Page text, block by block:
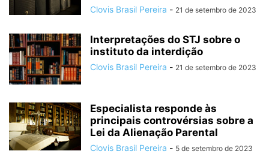
Clovis Brasil Pereira - 21 de setembro de 2023
Interpretações do STJ sobre o
instituto da interdição
Clovis Brasil Pereira - 21 de setembro de 2023
Especialista responde às
principais controvérsias sobre a
Lei da Alienação Parental
Clovis Brasil Pereira - 5 de setembro de 2023